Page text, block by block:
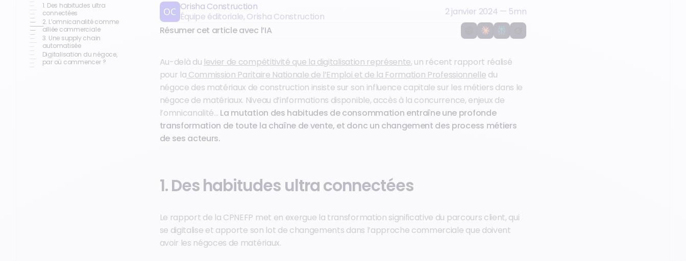
1. Des habitudes ultra
connectées
2. L’omnicanalité comme
alliée commerciale
3. Une supply chain
automatisée
Digitalisation du négoce,
par où commencer ?
Orisha Construction
Équipe éditoriale, Orisha Construction
2 janvier 2024 — 5mn
Résumer cet article avec l’IA
Au-delà du levier de compétitivité que la digitalisation représente, un récent rapport réalisé
pour la Commission Paritaire Nationale de l’Emploi et de la Formation Professionnelle du
négoce des matériaux de construction insiste sur son influence capitale sur les métiers dans le
négoce de matériaux. Niveau d’informations disponible, accès à la concurrence, enjeux de
l’omnicanalité… La mutation des habitudes de consommation entraîne une profonde
transformation de toute la chaîne de vente, et donc un changement des process métiers
de ses acteurs.
1. Des habitudes ultra connectées
Le rapport de la CPNEFP met en exergue la transformation significative du parcours client, qui
se digitalise et apporte son lot de changements dans l’approche commerciale que doivent
avoir les négoces de matériaux.